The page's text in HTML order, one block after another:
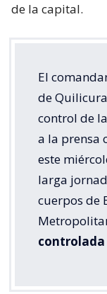
de la capital.
El
de
control de
a la prensa
este
larga
cuerpos de
controlada